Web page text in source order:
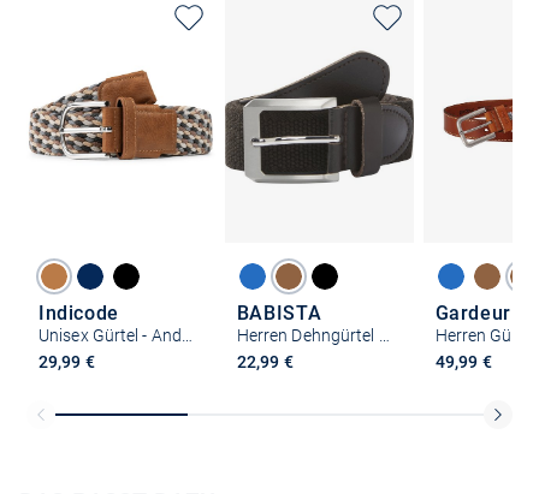
Indicode
29,99 €
BABISTA
22,99 €
Gardeur
Herren
49,99 €